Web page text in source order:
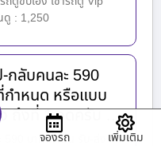
ดู : 1,250
กลับคนละ 590
กำหนด หรือแบบ
ถึงที่ 1 จุดครับ …
บาทเท่านั้น รับ-ส่ง
จองรถ เพิ่มเติม